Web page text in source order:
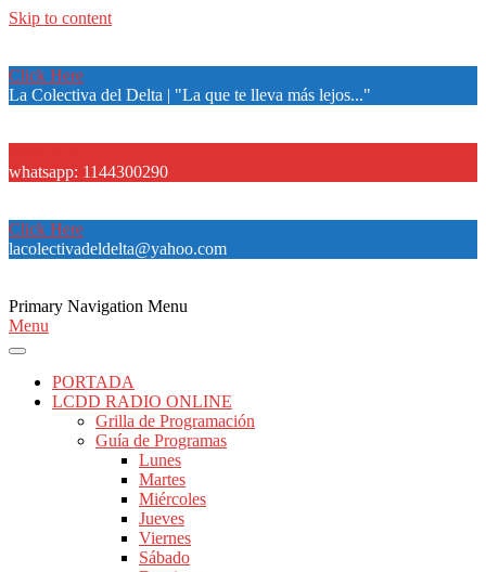
Skip to content
Click Here
La Colectiva del Delta | "La que te lleva más lejos..."
whatsapp: 1144300290
Click Here
lacolectivadeldelta@yahoo.com
Primary Navigation Menu
Menu
PORTADA
LCDD RADIO ONLINE
Grilla de Programación
Guía de Programas
Lunes
Martes
Miércoles
Jueves
Viernes
Sábado